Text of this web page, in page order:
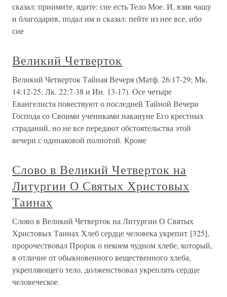
сказал: приимите, ядите: сие есть Тело Мое. И, взяв чашу
и благодарив, подал им и сказал: пейте из нее все, ибо
сие
Великий Четверток
Великий Четверток Тайная Вечеря (Матф. 26:17-29; Мк.
14:12-25; Лк. 22:7-38 и Ин. 13-17). Осе четыре
Евангелиста повествуют о последней Тайной Вечери
Господа со Своими учениками накануне Его крестных
страданий, но не все передают обстоятельства этой
вечери с одинаковой полнотой. Кроме
Слово в Великий Четверток на
Литургии О Святых Христовых
Таинах
Слово в Великий Четверток на Литургии О Святых
Христовых Таинах Хлеб сердце человека укрепит [325],
пророчествовал Пророк о некоем чудном хлебе, который,
в отличие от обыкновенного вещественного хлеба,
укрепляющего тело, долженствовал укреплять сердце
человеческое.